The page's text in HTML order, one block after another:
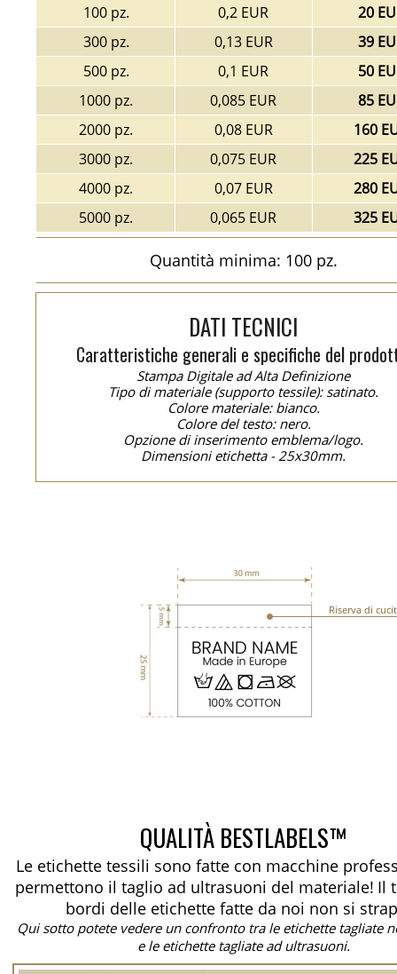
100 pz. 0,2 EUR
20
300 pz.
0,13 EUR
39
500 pz.
0,1 EUR
50
1000 pz.
0,085 EUR
85
2000 pz.
0,08 EUR
160
3000 pz.
0,075 EUR
225
4000 pz.
0,07 EUR
280
5000 pz.
0,065 EUR 325
Quantità minima: 100 pz.
DATI TECNICI
Caratteristiche generali e specifiche del
Stampa Digitale ad Alta Definizione
Tipo di materiale (supporto tessile): satinato.
Colore materiale: bianco.
Colore del testo: nero.
Opzione di inserimento emblema/logo.
Dimensioni etichetta - 25x30mm.
Riserva di
QUALITÀ BESTLABELS™
Le etichette tessili sono fatte con macchine
permettono il taglio ad ultrasuoni del materiale! Il
bordi delle etichette fatte da noi non si
Qui sotto potete vedere un confronto tra le etichette tagliate
e le etichette tagliate ad ultrasuoni.